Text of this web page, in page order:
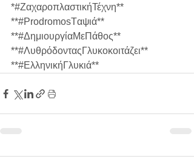
*#ΖαχαροπλαστικήΤέχνη**
**#ProdromosTαψιά**
**#ΔημιουργίαΜεΠάθος**
**#ΛυθρόδονταςΓλυκοκοιτάζει**
**#ΕλληνικήΓλυκιά**